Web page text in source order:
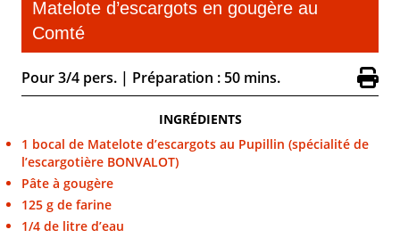
Matelote d’escargots en gougère au
Comté
Pour 3/4 pers. | Préparation : 50 mins.
INGRÉDIENTS
1 bocal de Matelote d’escargots au Pupillin (spécialité de
l’escargotière BONVALOT)
Pâte à gougère
125 g de farine
1/4 de litre d’eau